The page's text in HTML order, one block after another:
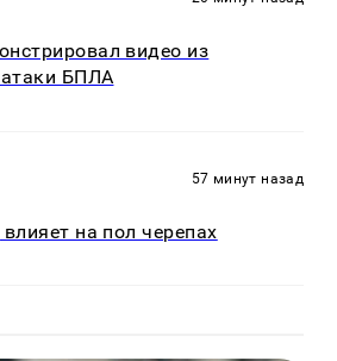
видео из
атаки БПЛА
57 минут назад
на пол черепах